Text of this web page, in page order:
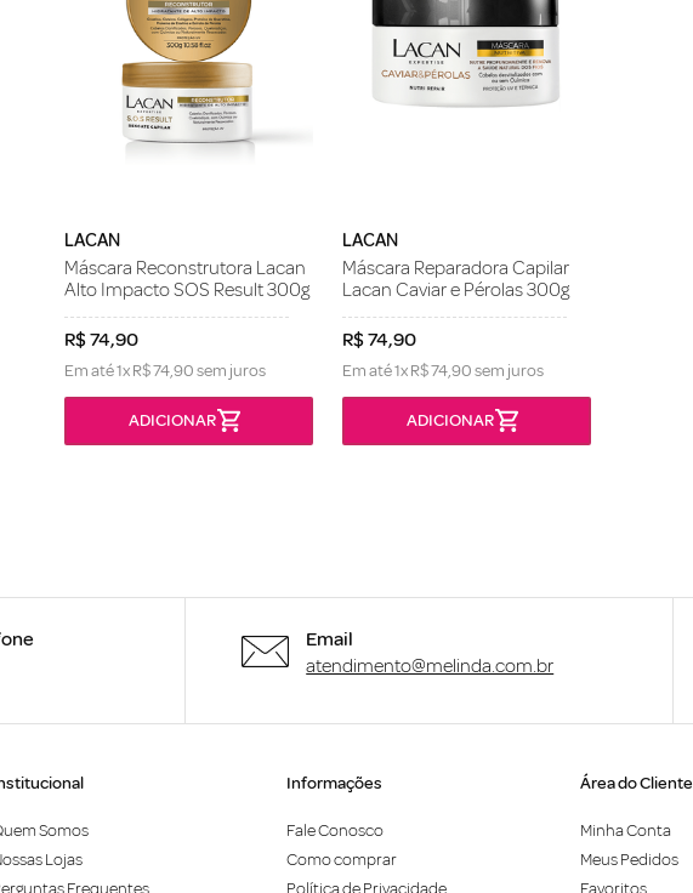
LACAN
Máscara Reconstrutora Lacan
Alto Impacto SOS Result 300g
R$74,90
Em até1xR$74,90sem juros
LACAN
Máscara Reparadora Capilar
Lacan Caviar e Pérolas 300g
R$74,90
Em até1xR$74,90sem juros
Email
atendimento@melinda.com.br
Somos
Lojas
Frequentes
Informações
Fale Conosco
Como comprar
Política de Privacidade
Área do Cliente
Minha Conta
Meus Pedidos
Favoritos